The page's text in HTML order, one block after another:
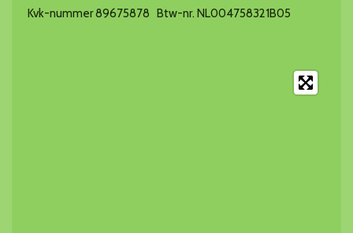
Kvk-nummer 89675878 Btw-nr. NL004758321B05